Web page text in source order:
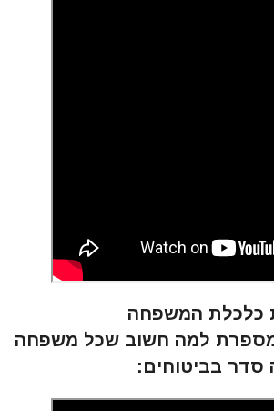
כלכלת המשפחה
מספרת למה חשוב שכל משפחה
בביטוחים: